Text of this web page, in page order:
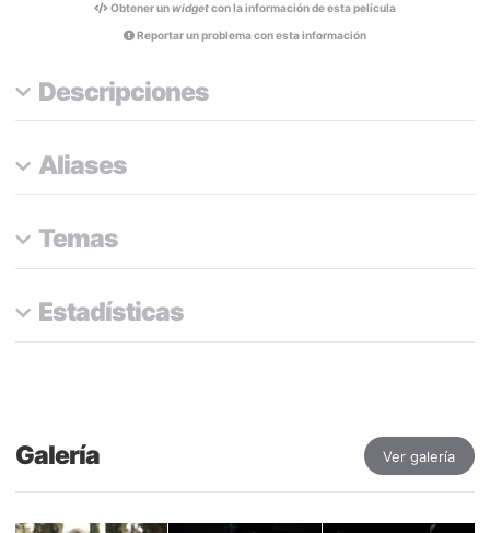
Obtener unwidgetcon la información de esta película
Reportar un problema con esta información
Descripciones
Aliases
Temas
Estadísticas
Galería Ver galería